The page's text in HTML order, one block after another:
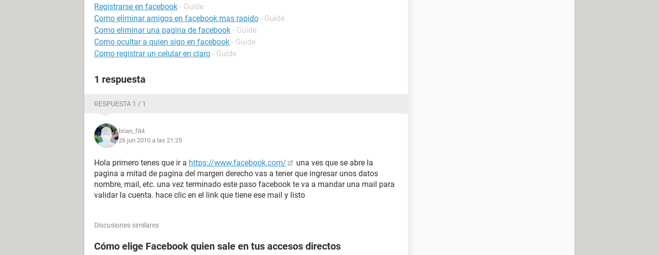
Registrarse en facebook - Guide
Como eliminar amigos en facebook mas rapido - Guide
Como eliminar una pagina de facebook - Guide
Como ocultar a quien sigo en facebook - Guide
Como registrar un celular en claro - Guide
1 respuesta
RESPUESTA 1 / 1
brian_f84
26 jun 2010 a las 21:25
Hola primero tenes que ir a https://www.facebook.com/
una ves que se abre la
pagina a mitad de pagina del margen derecho vas a tener que ingresar unos datos
nombre, mail, etc. una vez terminado este paso facebook te va a mandar una mail para
validar la cuenta. hace clic en el link que tiene ese mail y listo
Discusiones similares
Cómo elige Facebook quien sale en tus accesos directos